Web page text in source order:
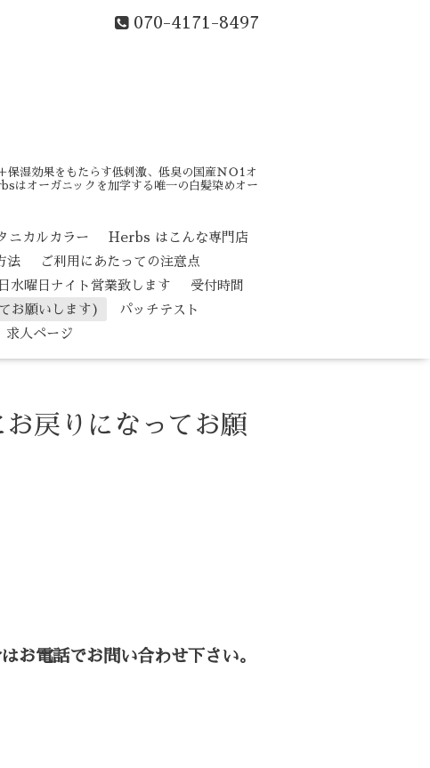
070-4171-8497
湿効果をもたらす低刺激、低臭の国産ＮＯ1オ
はオーガニックを加学する唯一の白髪染めオー
カルカラー
Herbs はこんな専門店
法
ご利用にあたっての注意点
曜日ナイト営業致します
受付時間
お願いします)
パッチテスト
求人ページ
戻りになってお願
お電話でお問い合わせ下さい。